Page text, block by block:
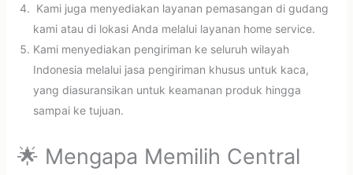
Kami juga menyediakan layanan pemasangan di gudang
kami atau di lokasi Anda melalui layanan home service.
Kami menyediakan pengiriman ke seluruh wilayah
Indonesia melalui jasa pengiriman khusus untuk kaca,
yang diasuransikan untuk keamanan produk hingga
sampai ke tujuan.
🌟 Mengapa Memilih Central